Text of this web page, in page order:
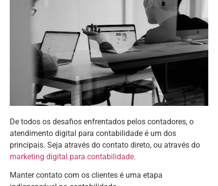
De todos os desafios enfrentados pelos contadores, o
atendimento digital para contabilidade é um dos
principais. Seja através do contato direto, ou através do
marketing digital para contabilidade.
Manter contato com os clientes é uma etapa